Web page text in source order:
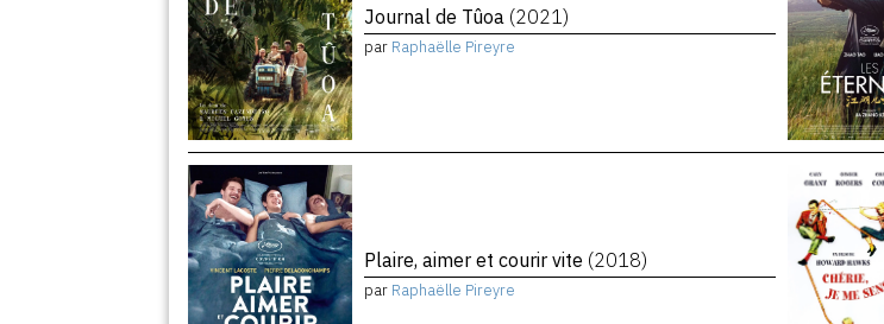
Journal de Tûoa (2021)
par Raphaëlle Pireyre
Plaire, aimer et courir vite (2018)
par Raphaëlle Pireyre